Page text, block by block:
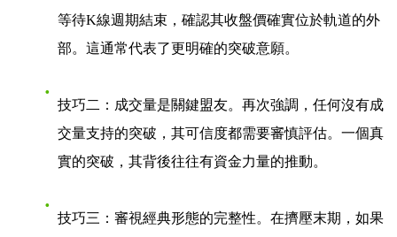
等待K線週期結束，確認其收盤價確實位於軌道的外
部。這通常代表了更明確的突破意願。
技巧二：成交量是關鍵盟友。再次強調，任何沒有成
交量支持的突破，其可信度都需要審慎評估。一個真
實的突破，其背後往往有資金力量的推動。
技巧三：審視經典形態的完整性。在擠壓末期，如果